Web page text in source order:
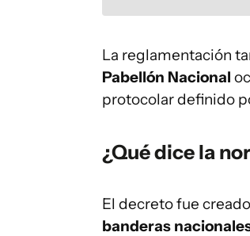
La reglamentación
Pabellón Nacional
protocolar definido
¿Qué dice la
El decreto fue
banderas